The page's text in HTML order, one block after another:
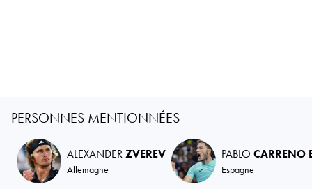
PERSONNES MENTIONNÉES
ALEXANDERZVEREV
Allemagne
PABLO CARRENO
Espagne